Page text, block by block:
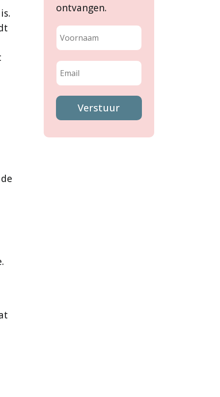
ontvangen.
Verstuur